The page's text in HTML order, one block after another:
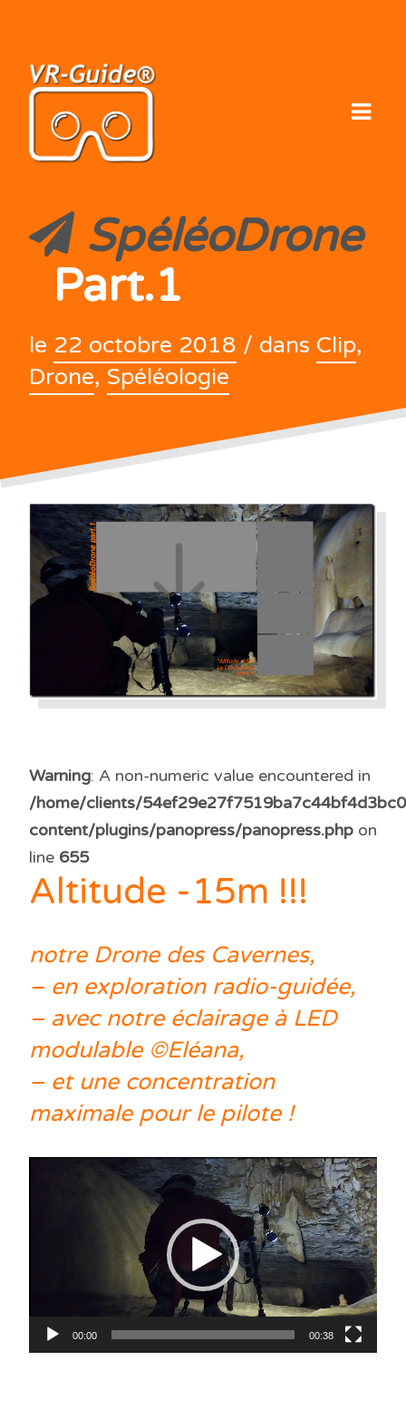
content
SpéléoDrone
Part.1
le 22 octobre 2018 / dans Clip,
Drone, Spéléologie
Warning: A non-numeric value encountered in
/home/clients/
content/plugins/panopress/panopress.php on
line 655
Altitude -15m !!!
notre Drone des Cavernes,
– en exploration radio-guidée,
– avec notre éclairage à LED
modulable ©Eléana,
– et une concentration
maximale pour le pilote !
00:00 00:38